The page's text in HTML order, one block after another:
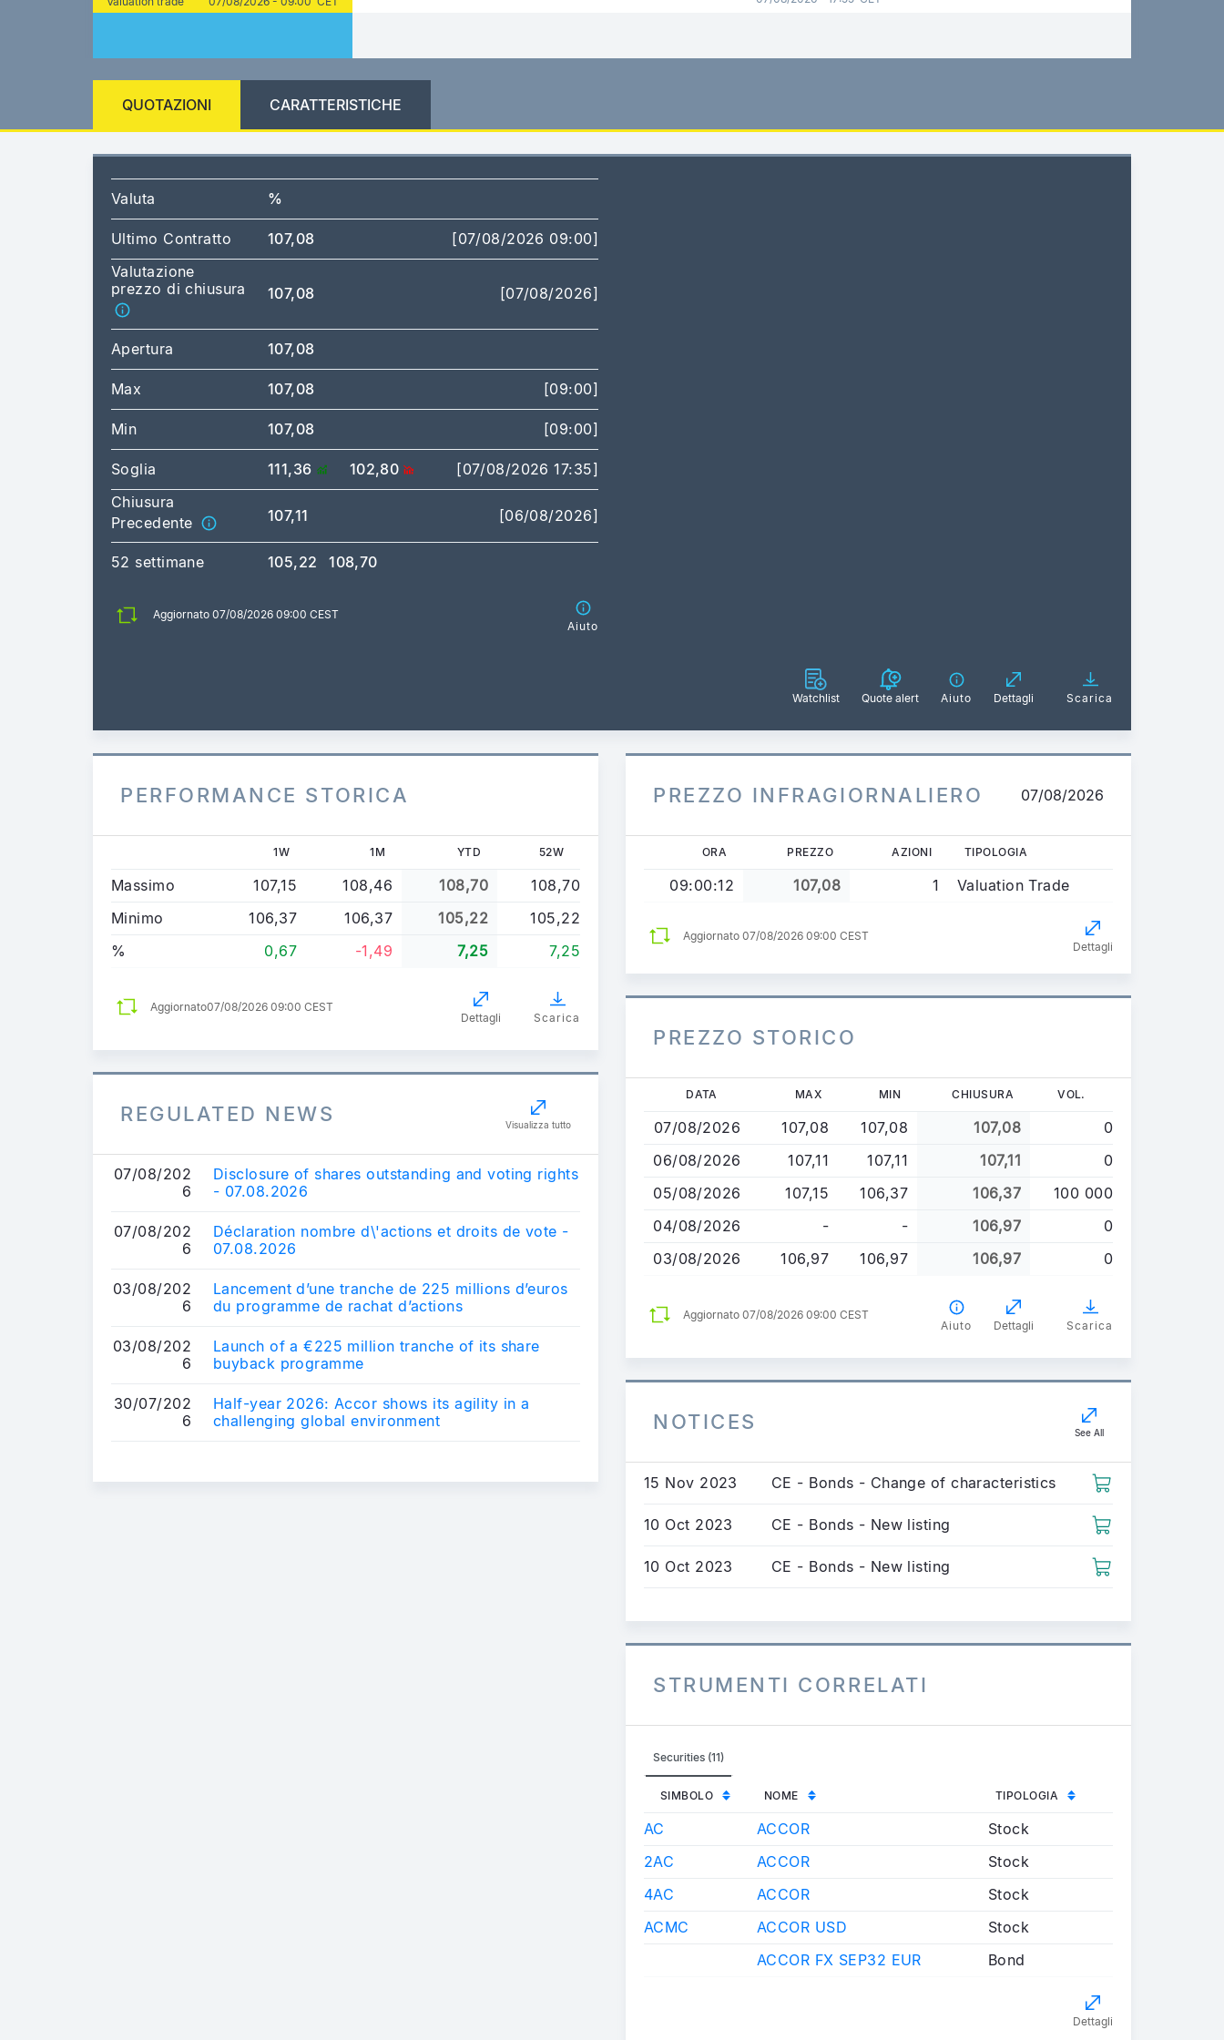
QUOTAZIONI CARATTERISTICHE
Valuta %
Ultimo Contratto 107,08
[07/08/2026 09:00]
Valutazione
prezzo di chiusura
107,08 [07/08/2026]
Apertura 107,08
Max 107,08 [09:00]
Min 107,08 [09:00]
Soglia 111,36 102,80
[07/08/2026 17:35]
Chiusura
Precedente
107,11 [06/08/2026]
52 settimane 105,22 108,70
Aggiornato 07/08/2026 09:00 CEST
Aiuto
Watchlist Quote alert Aiuto Dettagli Scarica
PERFORMANCE STORICA
1W 1M YTD 52W
Massimo 107,15 108,46 108,70
108,70
Minimo
106,37 106,37 105,22
105,22
%
0,67 -1,49 7,25 7,25
Aggiornato07/08/2026 09:00 CEST
Dettagli
Scarica
REGULATED NEWS Visualizza tutto
07/08/202
6
Disclosure of shares outstanding and voting rights
- 07.08.2026
07/08/202
6
Déclaration nombre d\'actions et droits de vote -
07.08.2026
03/08/202
6
Lancement d’une tranche de 225 millions d’euros
du programme de rachat d’actions
03/08/202
6
Launch of a €225 million tranche of its share
buyback programme
30/07/202
6
Half-year 2026: Accor shows its agility in a
challenging global environment
PREZZO INFRAGIORNALIERO 07/08/2026
ORA PREZZO AZIONI TIPOLOGIA
09:00:12 107,08 1 Valuation Trade
Aggiornato 07/08/2026 09:00 CEST
Dettagli
PREZZO STORICO
contenuto
principale
DATA MAX MIN CHIUSURA VOL.
07/08/2026 107,08 107,08 107,08
0
06/08/2026
107,11 107,11 107,11
0
05/08/2026
107,15 106,37 106,37
100 000
04/08/2026
- - 106,97
0
03/08/2026
106,97 106,97 106,97 0
Aggiornato 07/08/2026 09:00 CEST
Aiuto
Dettagli Scarica
NOTICES See All
15 Nov 2023 CE - Bonds - Change of characteristics
10 Oct 2023 CE - Bonds - New listing
10 Oct 2023 CE - Bonds - New listing
STRUMENTI CORRELATI
Securities (11)
SIMBOLO NOME TIPOLOGIA
AC ACCOR
Stock
2AC
ACCOR
Stock
4AC
ACCOR
Stock
ACMC
ACCOR USD
Stock
ACCOR FX SEP32 EUR
Bond
Dettagli